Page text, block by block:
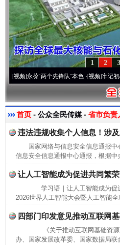
3
2
1
永葆“两个先锋队”本色·[视频]牢记初心使命
首页 - 公众全民传媒 - 省市负责
违法违规收集个人信息！涉及
国家网络与信息安全信息通报
信息安全信息通报中心通报，根据
让人工智能成为促进共同繁
学习语｜让人工智能成为促
2026世界人工智能大会暨人工智能
四部门印发意见推动互联网
《关于推动互联网基础资源
办、国家发展改革委、国家数据局